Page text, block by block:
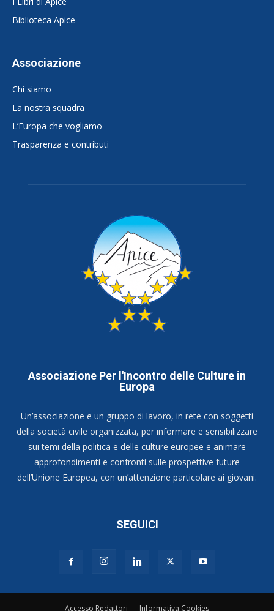
Biblioteca Apice
Associazione
Chi siamo
La nostra squadra
L’Europa che vogliamo
Trasparenza e contributi
Associazione Per l'Incontro delle Culture in
Europa
Un’associazione e un gruppo di lavoro, in rete con soggetti
della società civile organizzata, per informare e sensibilizzare
sui temi della politica e delle culture europee e animare
approfondimenti e confronti sulle prospettive future
dell’Unione Europea, con un’attenzione particolare ai giovani.
SEGUICI
Accesso Redattori Informativa Cookies